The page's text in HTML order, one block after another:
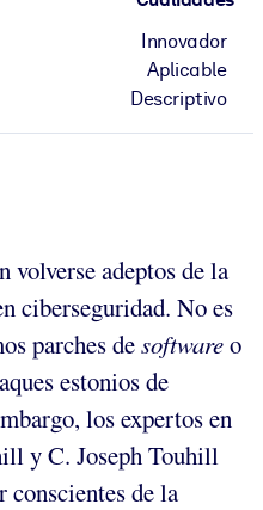
Innovador
Aplicable
Descriptivo
volverse adeptos de la
ciberseguridad. No es
parches desoftwareo
estonios de
los expertos en
y C. Joseph Touhill
conscientes de la